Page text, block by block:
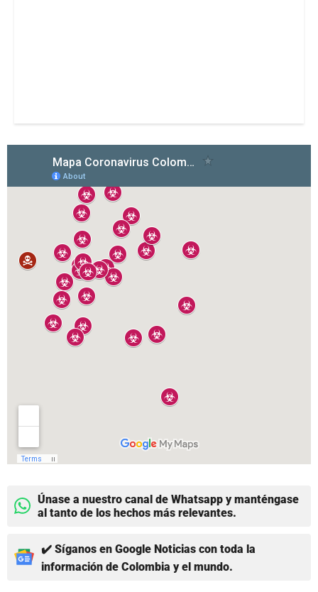
Únase a nuestro canal de Whatsapp y manténgase
al tanto de los hechos más relevantes.
✔️ Síganos en Google Noticias con toda la
información de Colombia y el mundo.